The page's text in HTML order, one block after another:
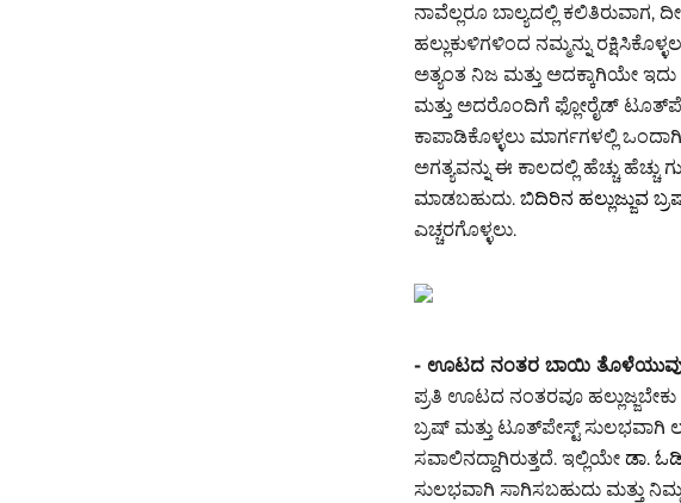
ನಾವೆಲ್ಲರೂ ಬಾಲ್ಯದಲ್ಲಿ ಕಲಿತಿರುವಾಗ,
ಹಲ್ಲುಕುಳಿಗಳಿಂದ ನಮ್ಮನ್ನು
ಅತ್ಯಂತ ನಿಜ ಮತ್ತು ಅದಕ್ಕಾಗಿಯೇ ಇದು
ಮತ್ತು ಅದರೊಂದಿಗೆ ಫ್ಲೋರೈಡ್
ಕಾಪಾಡಿಕೊಳ್ಳಲು ಮಾರ್ಗಗಳಲ್ಲಿ
ಅಗತ್ಯವನ್ನು ಈ ಕಾಲದಲ್ಲಿ ಹೆಚ್ಚು ಹೆಚ್ಚು
ಮಾಡಬಹುದು. ಬಿದಿರಿನ ಹಲ್ಲುಜ್ಜುವ
ಎಚ್ಚರಗೊಳ್ಳಲು.
- ಊಟದ ನಂತರ ಬಾಯಿ
ಪ್ರತಿ ಊಟದ ನಂತರವೂ
ಬ್ರಷ್ ಮತ್ತು ಟೂತ್‌ಪೇಸ್ಟ್ ಸುಲಭವಾಗಿ
ಸವಾಲಿನದ್ದಾಗಿರುತ್ತದೆ. ಇಲ್ಲಿಯೇ ಡಾ.
ಸುಲಭವಾಗಿ ಸಾಗಿಸಬಹುದು ಮತ್ತು